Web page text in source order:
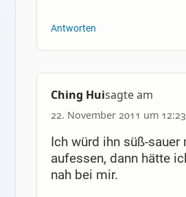
Antworten
Ching Huisagte am
22. November 2011 um 12:23
Ich würd ihn süß-sauer
aufessen, dann hätte
nah bei mir.